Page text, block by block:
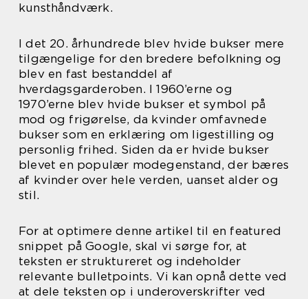
kunsthåndværk.
I det 20. århundrede blev hvide bukser mere
tilgængelige for den bredere befolkning og
blev en fast bestanddel af
hverdagsgarderoben. I 1960’erne og
1970’erne blev hvide bukser et symbol på
mod og frigørelse, da kvinder omfavnede
bukser som en erklæring om ligestilling og
personlig frihed. Siden da er hvide bukser
blevet en populær modegenstand, der bæres
af kvinder over hele verden, uanset alder og
stil.
For at optimere denne artikel til en featured
snippet på Google, skal vi sørge for, at
teksten er struktureret og indeholder
relevante bulletpoints. Vi kan opnå dette ved
at dele teksten op i underoverskrifter ved